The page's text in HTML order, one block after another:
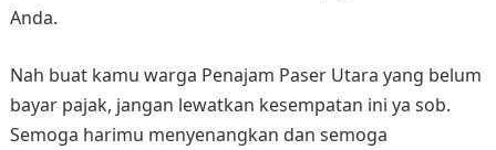
Anda.
Nah buat kamu warga Penajam Paser Utara yang belum
bayar pajak, jangan lewatkan kesempatan ini ya sob.
Semoga harimu menyenangkan dan semoga